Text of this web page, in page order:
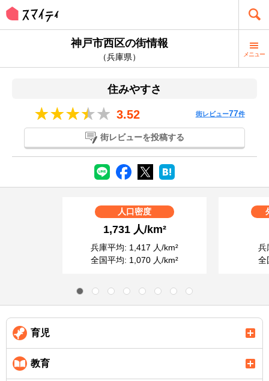
神戸市西区の街情報
（兵庫県） メニュー
住みやすさ
3.52 街レビュー77件
街レビューを投稿する
人口密度
1,731 人/km²
兵庫平均: 1,417 人/km²
全国平均: 1,070 人/km²
兵
全
育児
教育